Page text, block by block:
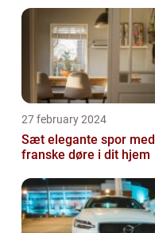
27 february 2024
Sæt elegante spor med
franske døre i dit hjem